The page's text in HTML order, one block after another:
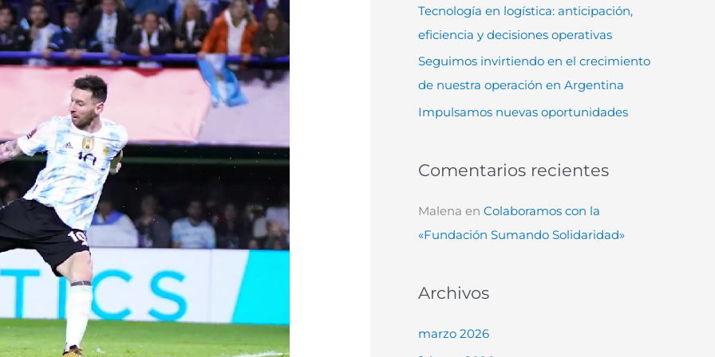
Tecnología en logística: anticipación,
eficiencia y decisiones operativas
Seguimos invirtiendo en el crecimiento
de nuestra operación en Argentina
Impulsamos nuevas oportunidades
Comentarios recientes
Malena en Colaboramos con la
«Fundación Sumando Solidaridad»
Archivos
marzo 2026